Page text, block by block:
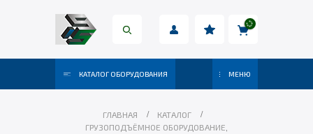
КАТАЛОГ ОБОРУДОВАНИЯ МЕНЮ
ГЛАВНАЯ
КАТАЛОГ
ГРУЗОПОДЪЁМНОЕ ОБОРУДОВАНИЕ